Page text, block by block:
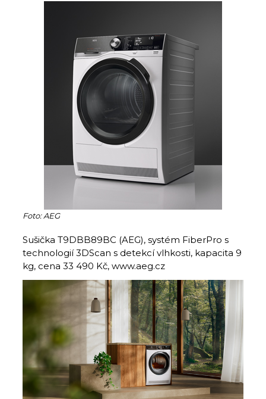
Foto: AEG
Sušička T9DBB89BC (AEG), systém FiberPro s
technologií 3DScan s detekcí vlhkosti, kapacita 9
kg, cena 33 490 Kč, www.aeg.cz